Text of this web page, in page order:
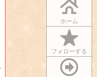
ホーム
フォローする